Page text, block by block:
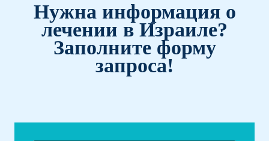
Нужна информация о
лечении в Израиле?
Заполните форму
запроса!